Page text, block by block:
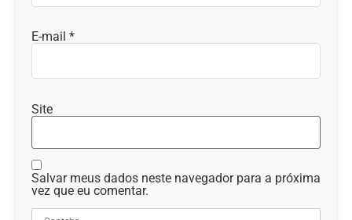
E-mail *
Site
Salvar meus dados neste navegador para a próxima
vez que eu comentar.